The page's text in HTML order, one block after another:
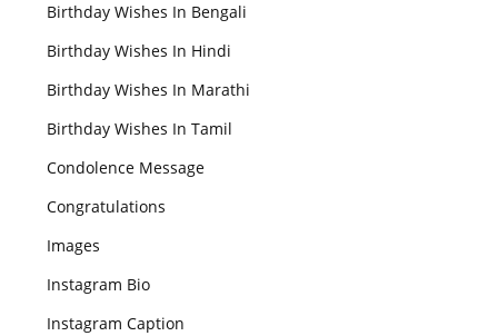
Birthday Wishes In Bengali
Birthday Wishes In Hindi
Birthday Wishes In Marathi
Birthday Wishes In Tamil
Condolence Message
Congratulations
Images
Instagram Bio
Instagram Caption